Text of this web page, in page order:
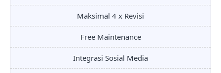
Maksimal 4 x Revisi
Free Maintenance
Integrasi Sosial Media